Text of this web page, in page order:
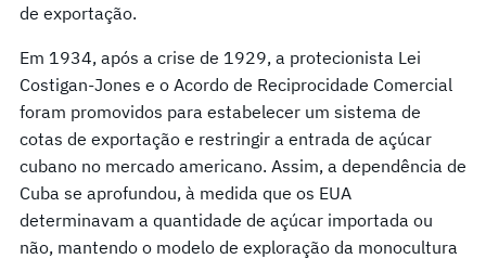
de exportação.
Em 1934, após a crise de 1929, a protecionista Lei
Costigan-Jones e o Acordo de Reciprocidade Comercial
foram promovidos para estabelecer um sistema de
cotas de exportação e restringir a entrada de açúcar
cubano no mercado americano. Assim, a dependência de
Cuba se aprofundou, à medida que os EUA
determinavam a quantidade de açúcar importada ou
não, mantendo o modelo de exploração da monocultura